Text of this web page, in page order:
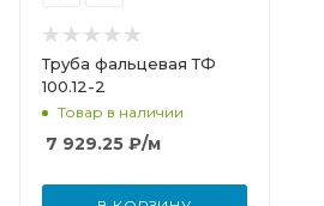
Труба фальцевая ТФ
100.12-2
Товар в наличии
7 929.25 ₽/м